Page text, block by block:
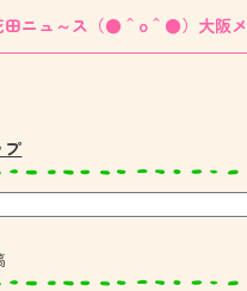
ニュ～ス（●＾o＾●）大阪
プ